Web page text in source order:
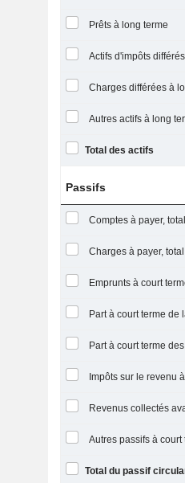
Prêts à long terme
Actifs d'impôts
Charges différées à
Autres actifs à long
Total des actifs
Passifs
Comptes à payer, total
Charges à payer, total
Emprunts à court
Impôts sur le revenu
Autres passifs à court
Total du passif